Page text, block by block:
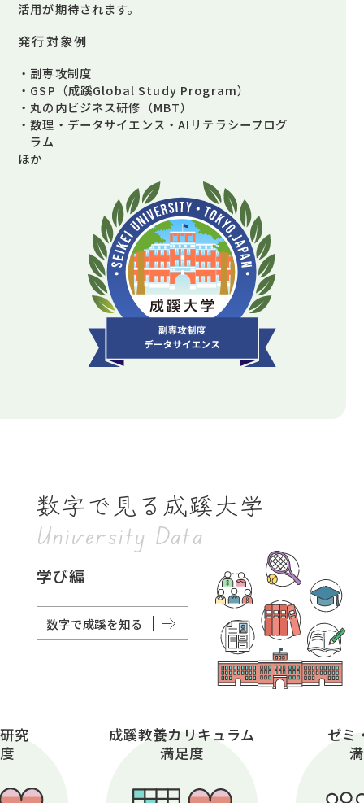
活用が期待されます。
発行対象例
副専攻制度
GSP（成蹊Global Study Program）
丸の内ビジネス研修（MBT）
数理・データサイエンス・AIリテラシープログ
ラム
ほか
数字で見る成蹊大学
University Data
学び編
数字で成蹊を知る
究
成蹊教養カリキュラム
満足度
ゼミ